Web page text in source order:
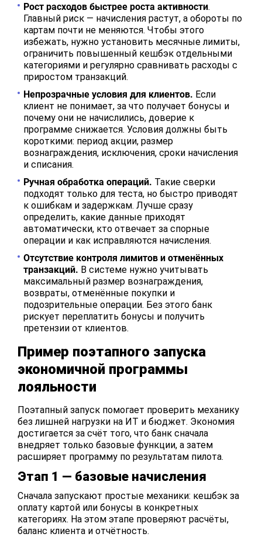
Рост расходов быстрее роста активности.
Главный риск — начисления растут, а обороты по
картам почти не меняются. Чтобы этого
избежать, нужно установить месячные лимиты,
ограничить повышенный кешбэк отдельными
категориями и регулярно сравнивать расходы с
приростом транзакций.
Непрозрачные условия для клиентов. Если
клиент не понимает, за что получает бонусы и
почему они не начислились, доверие к
программе снижается. Условия должны быть
короткими: период акции, размер
вознаграждения, исключения, сроки начисления
и списания.
Ручная обработка операций. Такие сверки
подходят только для теста, но быстро приводят
к ошибкам и задержкам. Лучше сразу
определить, какие данные приходят
автоматически, кто отвечает за спорные
операции и как исправляются начисления.
Отсутствие контроля лимитов и отменённых
транзакций. В системе нужно учитывать
максимальный размер вознаграждения,
возвраты, отменённые покупки и
подозрительные операции. Без этого банк
рискует переплатить бонусы и получить
претензии от клиентов.
Пример поэтапного запуска
экономичной программы
лояльности
Поэтапный запуск помогает проверить механику
без лишней нагрузки на ИТ и бюджет. Экономия
достигается за счёт того, что банк сначала
внедряет только базовые функции, а затем
расширяет программу по результатам пилота.
Этап 1 — базовые начисления
Сначала запускают простые механики: кешбэк за
оплату картой или бонусы в конкретных
категориях. На этом этапе проверяют расчёты,
баланс клиента и отчётность.